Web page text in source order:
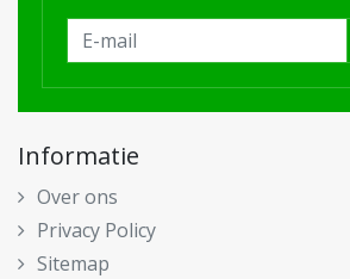
Informatie
Over ons
Privacy Policy
Sitemap